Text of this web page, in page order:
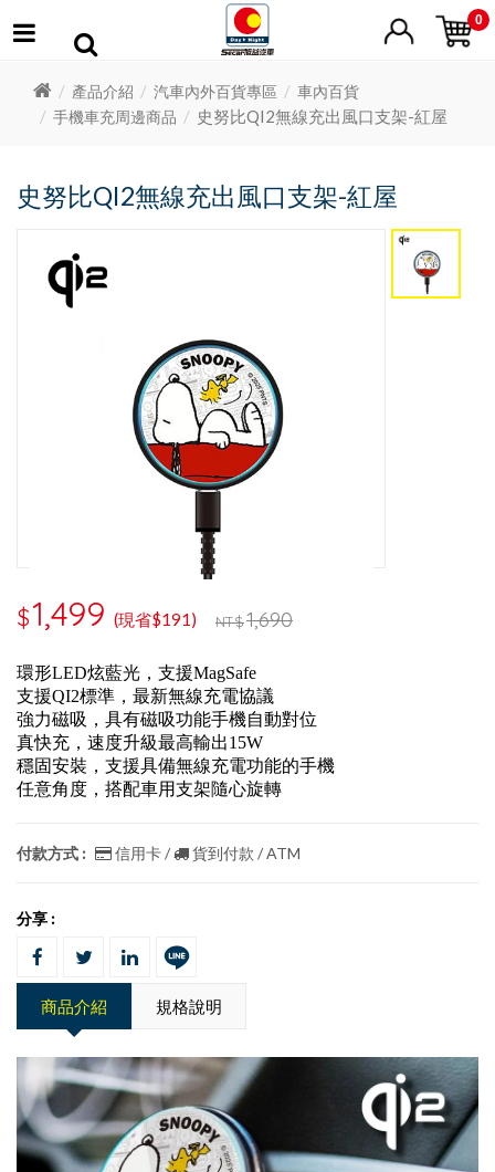
0
產品介紹 汽車內外百貨專區
車內百貨
手機車充周邊商品
史努比QI2無線充出風口支架-紅屋
史努比QI2無線充出風口支架-紅屋
$1,499 (現省$191) NT$1,690
環形LED炫藍光，支援MagSafe
支援QI2標準，最新無線充電協議
強力磁吸，具有磁吸功能手機自動對位
真快充，速度升級最高輸出15W
穩固安裝，支援具備無線充電功能的手機
任意角度，搭配車用支架隨心旋轉
付款方式 : 信用卡 / 貨到付款 / ATM
分享 :
商品介紹 規格說明